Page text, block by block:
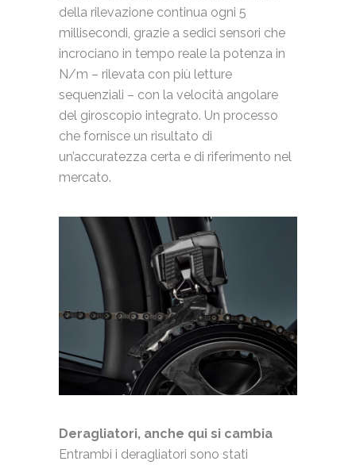
della rilevazione continua ogni 5
millisecondi, grazie a sedici sensori che
incrociano in tempo reale la potenza in
N/m – rilevata con più letture
sequenziali – con la velocità angolare
del giroscopio integrato. Un processo
che fornisce un risultato di
un’accuratezza certa e di riferimento nel
mercato.
Deragliatori, anche qui si cambia
Entrambi i deragliatori sono stati